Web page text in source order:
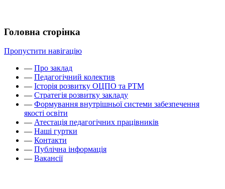
Головна сторінка
Пропустити навігацію
— Про заклад
— Педагогічний колектив
— Історія розвитку ОЦПО та РТМ
— Стратегія розвитку закладу
— Формування внутрішньої системи забезпечення
якості освіти
— Атестація педагогічних працівників
— Наші гуртки
— Контакти
— Публічна інформація
— Вакансії